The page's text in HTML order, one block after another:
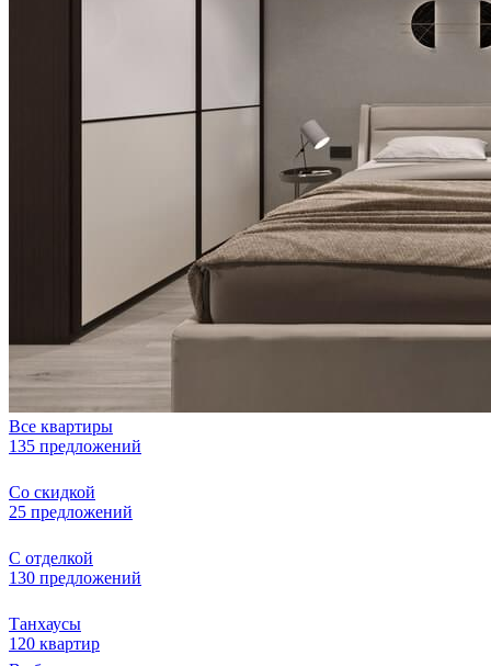
Все квартиры
135 предложений
Со скидкой
25 предложений
С отделкой
130 предложений
Танхаусы
120 квартир